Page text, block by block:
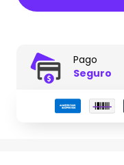
Pago
Seguro